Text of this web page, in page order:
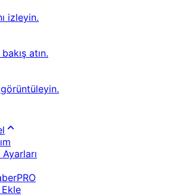
izleyin.
atın.
görüntüleyin.